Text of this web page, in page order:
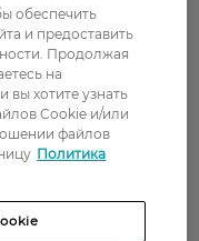
сертификаты
в Watsons
оферта
обеспечить
и предоставить
Продолжая
на
вы хотите узнать
Cookie и/или
файлов
Политика